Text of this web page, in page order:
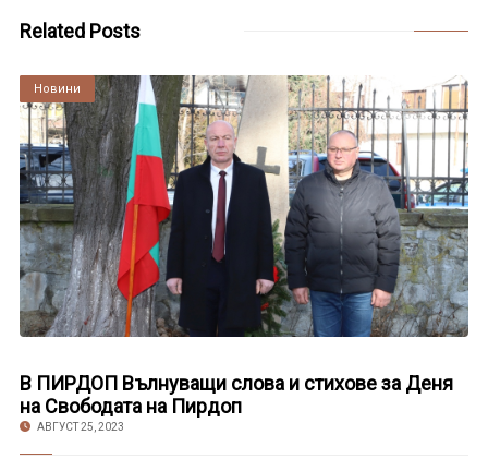
Related Posts
Култура
Новини
В ПИРДОП Вълнуващи слова и стихове за Деня
на Свободата на Пирдоп
АВГУСТ 25, 2023